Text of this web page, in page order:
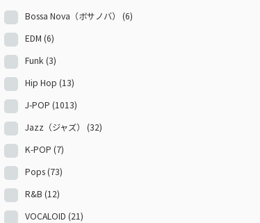
Bossa Nova（ボサノバ）
(6)
EDM (6)
Funk (3)
Hip Hop (13)
J-POP (1013)
Jazz（ジャズ）
(32)
K-POP (7)
Pops(73)
R&B (12)
VOCALOID (21)